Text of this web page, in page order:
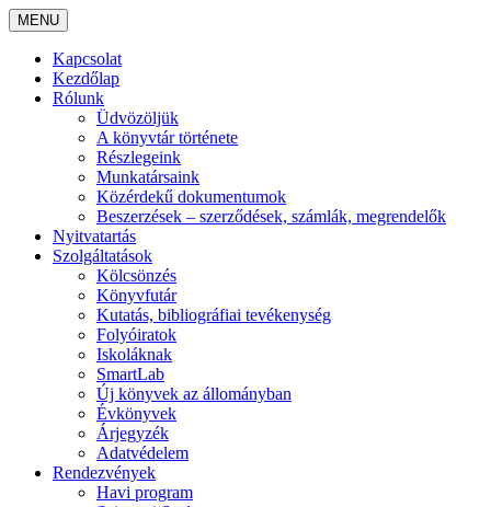
MENU
Kapcsolat
Kezdőlap
Rólunk
Üdvözöljük
A könyvtár története
Részlegeink
Munkatársaink
Közérdekű dokumentumok
Beszerzések – szerződések, számlák, megrendelők
Nyitvatartás
Szolgáltatások
Kölcsönzés
Könyvfutár
Kutatás, bibliográfiai tevékenység
Folyóiratok
Iskoláknak
SmartLab
Új könyvek az állományban
Évkönyvek
Árjegyzék
Adatvédelem
Rendezvények
Havi program